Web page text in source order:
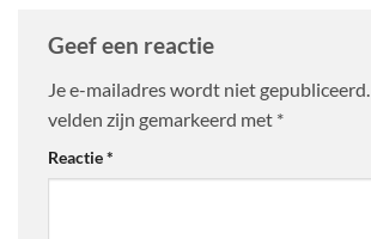
Geef een reactie
Je e-mailadres wordt niet gepubliceerd.
velden zijn gemarkeerd met *
Reactie*